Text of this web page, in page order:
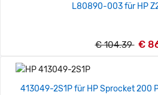
L80890-003 für HP
€ 104.39 €
413049-2S1P für HP Sprocket 200